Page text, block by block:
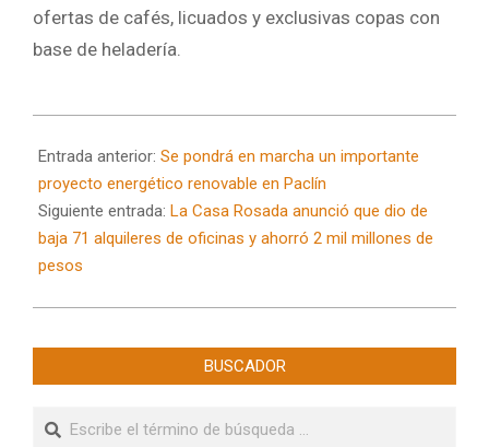
ofertas de cafés, licuados y exclusivas copas con
base de heladería.
07-
26
Entrada anterior: Se pondrá en marcha un importante
proyecto energético renovable en Paclín
Siguiente entrada: La Casa Rosada anunció que dio de
baja 71 alquileres de oficinas y ahorró 2 mil millones de
pesos
BUSCADOR
Buscar